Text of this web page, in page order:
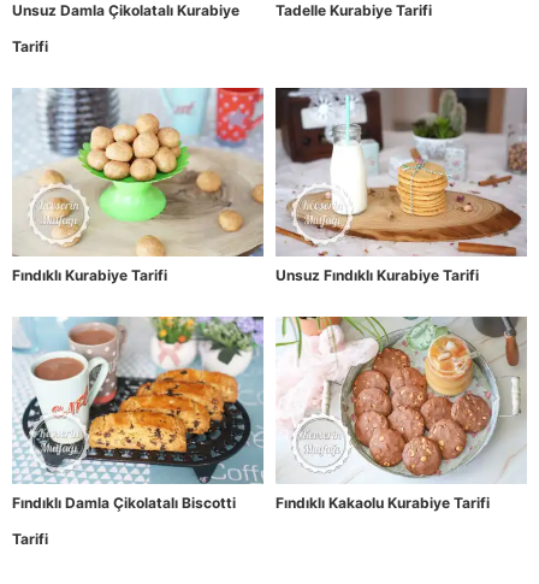
Unsuz Damla Çikolatalı Kurabiye
Tarifi
Tadelle Kurabiye Tarifi
Fındıklı Kurabiye Tarifi Unsuz Fındıklı Kurabiye Tarifi
Fındıklı Damla Çikolatalı Biscotti
Tarifi
Fındıklı Kakaolu Kurabiye Tarifi